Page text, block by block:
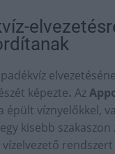
képezte. Az
épült víznyelőkkel,
kisebb